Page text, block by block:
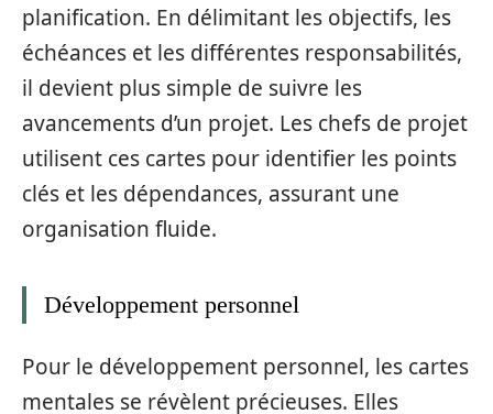
planification. En délimitant les objectifs, les
échéances et les différentes responsabilités,
il devient plus simple de suivre les
avancements d’un projet. Les chefs de projet
utilisent ces cartes pour identifier les points
clés et les dépendances, assurant une
organisation fluide.
Développement personnel
Pour le développement personnel, les cartes
mentales se révèlent précieuses. Elles